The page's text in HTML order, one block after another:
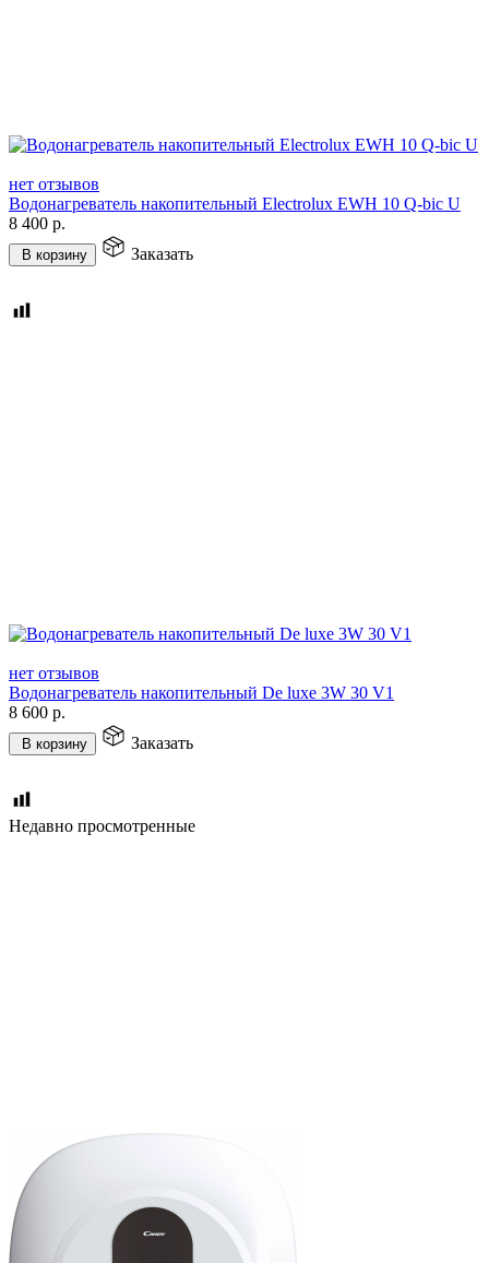
нет отзывов
Водонагреватель накопительный Electrolux EWH 10 Q-bic U
8 400 р.
В корзину Заказать
нет отзывов
Водонагреватель накопительный De luxe 3W 30 V1
8 600 р.
В корзину Заказать
Недавно просмотренные